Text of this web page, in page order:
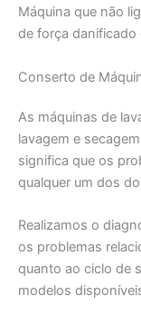
Máquina que não
de força danificado
Conserto de
As máquinas de
lavagem e
significa que os
qualquer um dos
Realizamos o
os problemas
quanto ao ciclo de
modelos